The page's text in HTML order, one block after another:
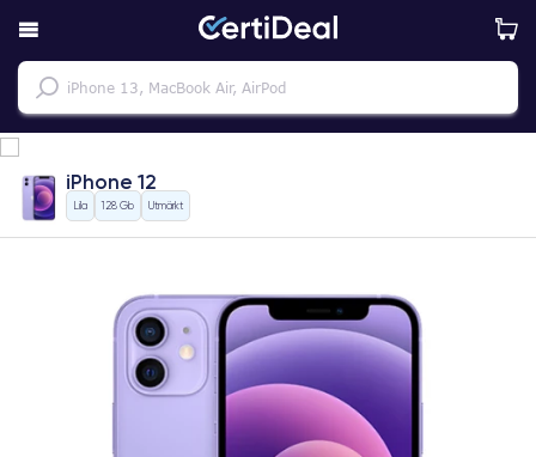
iPhone 12
Lila 128 Gb Utmärkt